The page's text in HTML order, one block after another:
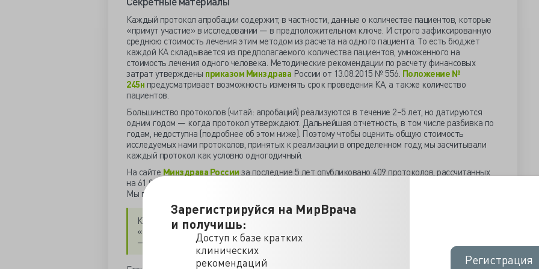
Зарегистрируйся на МирВрача
и получишь:
Доступ к базе кратких
клинических
рекомендаций
Регистрация
Регистрация
Каждый протокол апробации содержит, в частности, данные о количестве пациентов, которые
«примут участие» в исследовании — в предположительном ключе. И строго зафиксированную
среднюю стоимость лечения этим методом из расчета на одного пациента. То есть бюджет
каждой КА складывается из предполагаемого количества пациентов, умноженного на
стоимость лечения одного человека. Методические рекомендации по расчету финансовых
затрат утверждены приказом Минздрава России от 13.08.2015 № 556. Положение №
245н предусматривает возможность изменять срок проведения КА, а также количество
пациентов.
Большинство протоколов (читай: апробаций) реализуются в течение 2–5 лет, но датируются
одним годом — когда протокол утверждают. Дальнейшая отчетность, в том числе разбивка по
годам, недоступна (подробнее об этом ниже). Поэтому чтобы оценить общую стоимость
исследуемых нами протоколов, принятых к реализации в определенном году, мы засчитывали
каждый протокол как условно одногодичный.
На сайте Минздрава России за последние 5 лет опубликовано 409 протоколов, рассчитанных
на 61 014 пациентов, общей стоимостью более 33 млрд (точная цифра — 33 550 736 897) рублей.
Мы проанализировали протоколы с 2019 по 2023 год включительно.
К онкологическому профилю относятся 85 протоколов, или 20,8 %. В
«онкологических» апробациях приняли участие 8763 пациента. Суммарная стоимость
— более 6 млрд рублей (точная цифра — 6 143 881 308), или 18,3 % от общей.